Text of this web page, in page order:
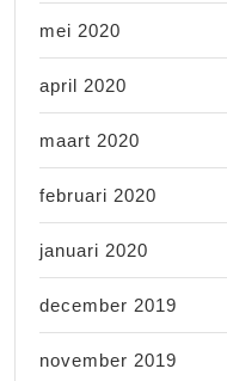
mei 2020
april 2020
maart 2020
februari 2020
januari 2020
december 2019
november 2019